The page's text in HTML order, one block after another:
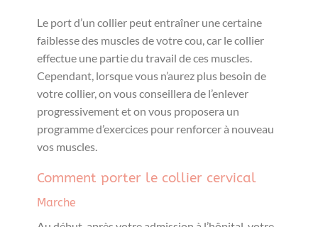
Le port d’un collier peut entraîner une certaine
faiblesse des muscles de votre cou, car le collier
effectue une partie du travail de ces muscles.
Cependant, lorsque vous n’aurez plus besoin de
votre collier, on vous conseillera de l’enlever
progressivement et on vous proposera un
programme d’exercices pour renforcer à nouveau
vos muscles.
Comment porter le collier cervical
Marche